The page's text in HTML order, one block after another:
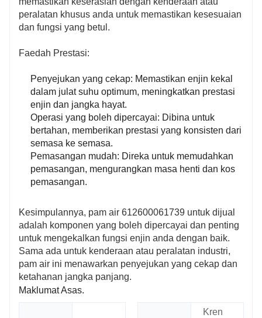
peralatan khusus anda untuk memastikan kesesuaian
dan fungsi yang betul.
Faedah Prestasi:
Penyejukan yang cekap: Memastikan enjin kekal
dalam julat suhu optimum, meningkatkan prestasi
enjin dan jangka hayat.
Operasi yang boleh dipercayai: Dibina untuk
bertahan, memberikan prestasi yang konsisten dari
semasa ke semasa.
Pemasangan mudah: Direka untuk memudahkan
pemasangan, mengurangkan masa henti dan kos
pemasangan.
Kesimpulannya, pam air 612600061739 untuk dijual
adalah komponen yang boleh dipercayai dan penting
untuk mengekalkan fungsi enjin anda dengan baik.
Sama ada untuk kenderaan atau peralatan industri,
pam air ini menawarkan penyejukan yang cekap dan
ketahanan jangka panjang.
Maklumat Asas.
Kren